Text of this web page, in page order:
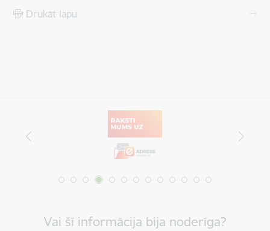
Drukāt lapu
Vai šī informācija bija noderīga?